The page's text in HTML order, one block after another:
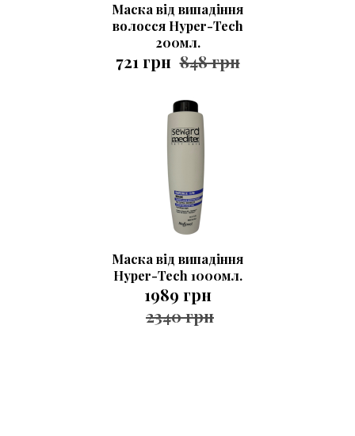
Маска від випадіння
волосся Hyper-Tech
200мл.
721 грн 848 грн
Маска від випадіння
Hyper-Tech 1000мл.
1989 грн
2340 грн